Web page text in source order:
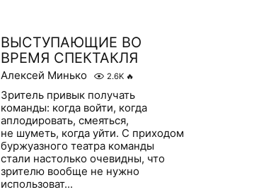
ВЫСТУПАЮЩИЕ ВО
ВРЕМЯ СПЕКТАКЛЯ
Алексей Минько 2.6K 🔥
Зритель привык получать
команды: когда войти, когда
аплодировать, смеяться,
не шуметь, когда уйти. С приходом
буржуазного театра команды
стали настолько очевидны, что
зрителю вообще не нужно
использоват...